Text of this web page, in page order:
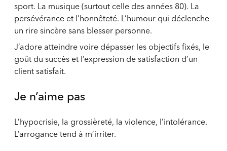
sport. La musique (surtout celle des années 80). La
persévérance et l’honnêteté. L’humour qui déclenche
un rire sincère sans blesser personne.
J’adore atteindre voire dépasser les objectifs fixés, le
goût du succès et l’expression de satisfaction d’un
client satisfait.
Je n’aime pas
L’hypocrisie, la grossièreté, la violence, l’intolérance.
L’arrogance tend à m’irriter.